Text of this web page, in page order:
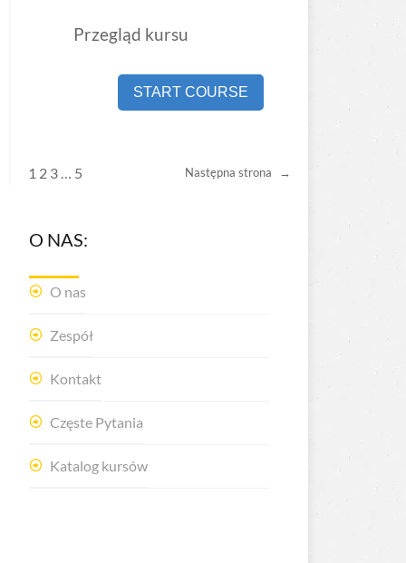
Przegląd kursu
START COURSE
1 2 3 … 5 Następna strona →
O NAS:
O nas
Zespół
Kontakt
Częste Pytania
Katalog kursów